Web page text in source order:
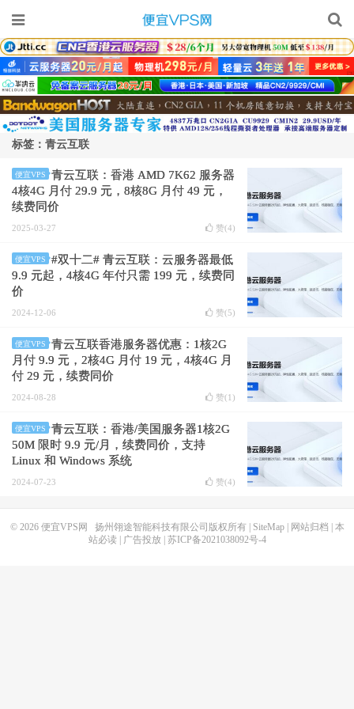
标签：青云互联
便宜VPS
青云互联：香港 AMD 7K62 服务器
4核4G 月付 29.9 元，8核8G 月付 49 元，
续费同价
2025-03-27 赞(4)
便宜VPS
#双十二# 青云互联：云服务器最低
9.9 元起，4核4G 年付只需 199 元，续费同
价
2024-12-06 赞(5)
便宜VPS
青云互联香港服务器优惠：1核2G
月付 9.9 元，2核4G 月付 19 元，4核4G 月
付 29 元，续费同价
2024-08-28 赞(1 )
便宜VPS
青云互联：香港/美国服务器1核2G
50M 限时 9.9 元/月，续费同价，支持
Linux 和 Windows 系统
2024-07-23 赞(4)
© 2026 便宜VPS网 扬州翎途智能科技有限公司版权所有 | SiteMap| 网站归档
本
站必读
广告投放| 苏ICP备2021038092号-4